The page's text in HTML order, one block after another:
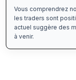
Vous comprendrez
les traders sont
actuel suggère des
à venir.